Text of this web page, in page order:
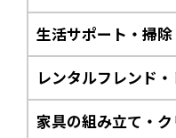
生活サポート・掃
レンタルフレンド
家具の組み立て・